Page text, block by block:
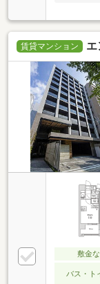
賃貸マンション
敷金
バス・ト